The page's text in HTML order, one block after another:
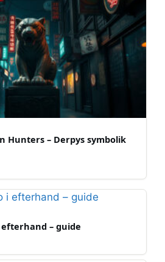
Hunters – Derpys symbolik
– guide